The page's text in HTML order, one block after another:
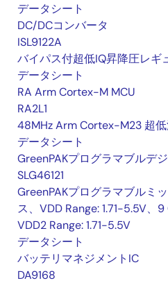
データシート
DC/DCコンバータ
ISL9122A
バイパス付超低IQ昇降圧レギ
データシート
RA Arm Cortex-M MCU
RA2L1
48MHz Arm Cortex-M23 超
データシート
GreenPAKプログラマブルデ
SLG46121
GreenPAKプログラマブルミ
ス、VDD Range: 1.71-5.5V、
VDD2 Range: 1.71-5.5V
データシート
バッテリマネジメントIC
DA9168